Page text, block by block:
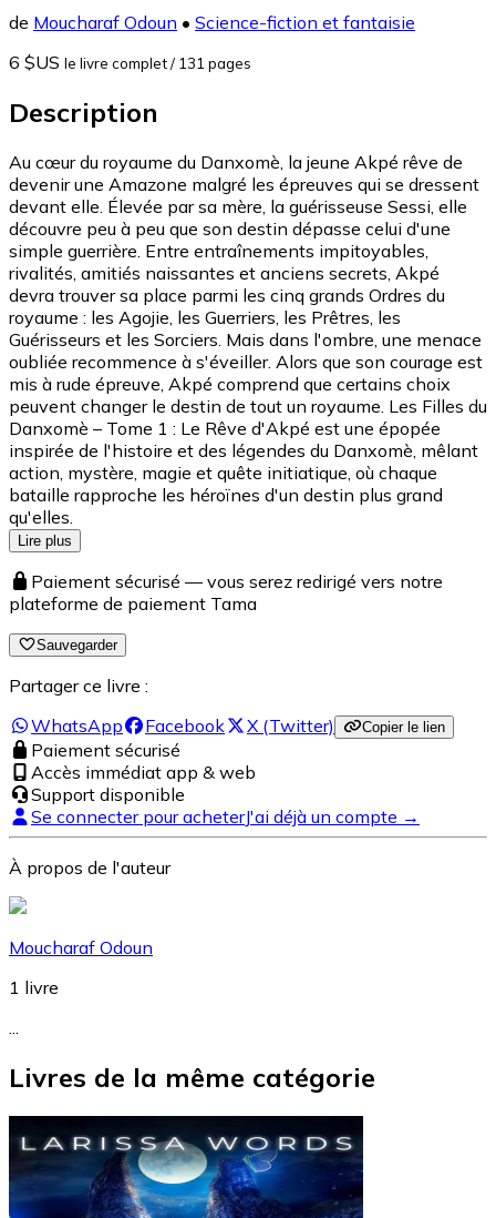
de Moucharaf Odoun • Science-fiction et fantaisie
6 $US le livre complet/ 131 pages
Description
Au cœur du royaume du Danxomè, la jeune Akpé rêve de
devenir une Amazone malgré les épreuves qui se dressent
devant elle. Élevée par sa mère, la guérisseuse Sessi, elle
découvre peu à peu que son destin dépasse celui d'une
simple guerrière. Entre entraînements impitoyables,
rivalités, amitiés naissantes et anciens secrets, Akpé
devra trouver sa place parmi les cinq grands Ordres du
royaume : les Agojie, les Guerriers, les Prêtres, les
Guérisseurs et les Sorciers. Mais dans l'ombre, une menace
oubliée recommence à s'éveiller. Alors que son courage est
mis à rude épreuve, Akpé comprend que certains choix
peuvent changer le destin de tout un royaume. Les Filles du
Danxomè – Tome 1 : Le Rêve d'Akpé est une épopée
inspirée de l'histoire et des légendes du Danxomè, mêlant
action, mystère, magie et quête initiatique, où chaque
bataille rapproche les héroïnes d'un destin plus grand
qu'elles.
Lire plus
Paiement sécurisé — vous serez redirigé vers notre
plateforme de paiement Tama
Sauvegarder
Partager ce livre :
WhatsApp
Facebook X (Twitter) Copier le lien
Paiement sécurisé
Accès immédiat app & web
Support disponible
Se connecter pour acheterJ'ai déjà un compte →
À propos de l'auteur
Moucharaf Odoun
1 livre
Livres de la même catégorie